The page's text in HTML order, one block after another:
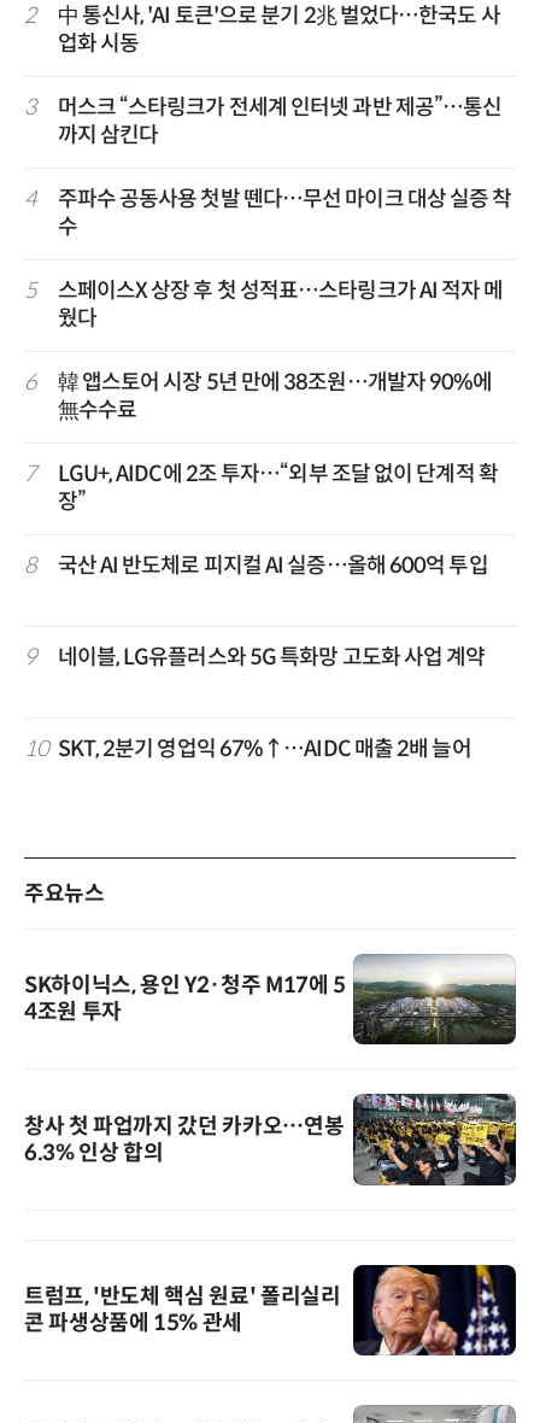
2
中 통신사, 'AI 토큰'으로 분기 2兆 벌었다…한국도 사
업화 시동
3
머스크 “스타링크가 전세계 인터넷 과반 제공”…통신
까지 삼킨다
4
주파수 공동사용 첫발 뗀다…무선 마이크 대상 실증 착
수
5
스페이스X 상장 후 첫 성적표…스타링크가 AI 적자 메
웠다
6
韓 앱스토어 시장 5년 만에 38조원…개발자 90%에
無수수료
7
LGU+, AIDC에 2조 투자…“외부 조달 없이 단계적 확
장”
8 국산 AI 반도체로 피지컬 AI 실증…올해 600억 투입
9 네이블, LG유플러스와 5G 특화망 고도화 사업 계약
10 SKT, 2분기 영업익 67%↑…AIDC 매출 2배 늘어
주요뉴스
SK하이닉스, 용인 Y2·청주 M17에 5
4조원 투자
창사 첫 파업까지 갔던 카카오…연봉
6.3% 인상 합의
트럼프, '반도체 핵심 원료' 폴리실리
콘 파생상품에 15% 관세